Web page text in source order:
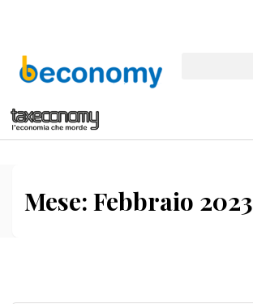
Mese: Febbraio 2023